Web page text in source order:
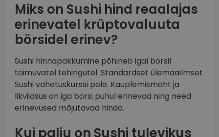
Miks on Sushi hind reaalajas
erinevatel krüptovaluuta
börsidel erinev?
Sushi hinnapakkumine põhineb igal börsil
toimuvatel tehingutel. Standardset ülemaailmset
Sushi vahetuskurssi pole. Kauplemismaht ja
likviidsus on iga börsi puhul erinevad ning need
erinevused mõjutavad hinda.
Kui palju on Sushi tulevikus